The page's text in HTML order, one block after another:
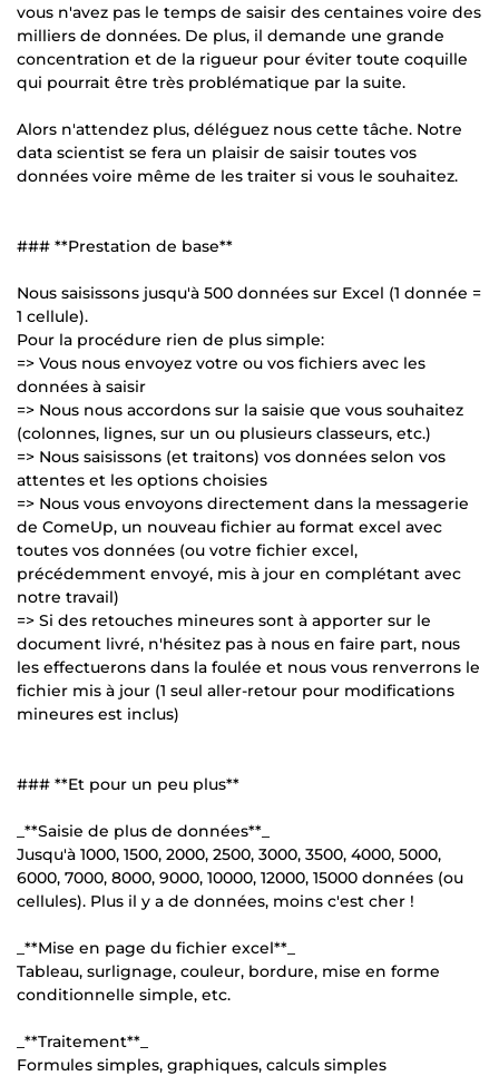
vous n'avez pas le temps de saisir des centaines voire des
milliers de données. De plus, il demande une grande
concentration et de la rigueur pour éviter toute coquille
qui pourrait être très problématique par la suite.
Alors n'attendez plus, déléguez nous cette tâche. Notre
data scientist se fera un plaisir de saisir toutes vos
données voire même de les traiter si vous le souhaitez.
### **Prestation de base**
Nous saisissons jusqu'à 500 données sur Excel (1 donnée =
1 cellule).
Pour la procédure rien de plus simple:
=> Vous nous envoyez votre ou vos fichiers avec les
données à saisir
=> Nous nous accordons sur la saisie que vous souhaitez
(colonnes, lignes, sur un ou plusieurs classeurs, etc.)
=> Nous saisissons (et traitons) vos données selon vos
attentes et les options choisies
=> Nous vous envoyons directement dans la messagerie
de ComeUp, un nouveau fichier au format excel avec
toutes vos données (ou votre fichier excel,
précédemment envoyé, mis à jour en complétant avec
notre travail)
=> Si des retouches mineures sont à apporter sur le
document livré, n'hésitez pas à nous en faire part, nous
les effectuerons dans la foulée et nous vous renverrons le
fichier mis à jour (1 seul aller-retour pour modifications
mineures est inclus)
### **Et pour un peu plus**
_**Saisie de plus de données**_
Jusqu'à 1000, 1500, 2000, 2500, 3000, 3500, 4000, 5000,
6000, 7000, 8000, 9000, 10000, 12000, 15000 données (ou
cellules). Plus il y a de données, moins c'est cher !
_**Mise en page du fichier excel**_
Tableau, surlignage, couleur, bordure, mise en forme
conditionnelle simple, etc.
_**Traitement**_
Formules simples, graphiques, calculs simples